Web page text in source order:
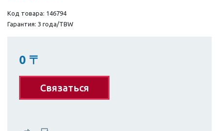
Код товара: 146794
Гарантия: 3 года/TBW
0 〒
Связаться